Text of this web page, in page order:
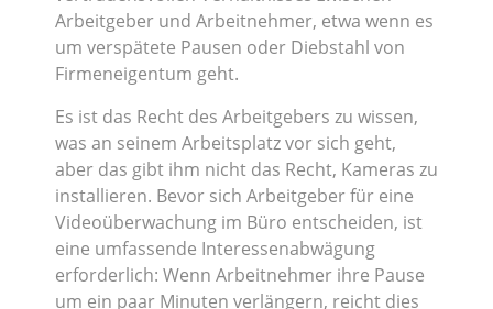
Arbeitgeber und Arbeitnehmer, etwa wenn es
um verspätete Pausen oder Diebstahl von
Firmeneigentum geht.
Es ist das Recht des Arbeitgebers zu wissen,
was an seinem Arbeitsplatz vor sich geht,
aber das gibt ihm nicht das Recht, Kameras zu
installieren. Bevor sich Arbeitgeber für eine
Videoüberwachung im Büro entscheiden, ist
eine umfassende Interessenabwägung
erforderlich: Wenn Arbeitnehmer ihre Pause
um ein paar Minuten verlängern, reicht dies